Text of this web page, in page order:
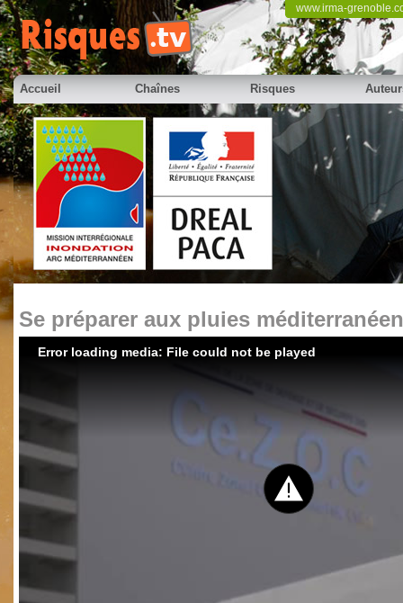
www.irma-
Accueil Chaînes Risques
Se préparer aux pluies
Error loading media: File could not be played